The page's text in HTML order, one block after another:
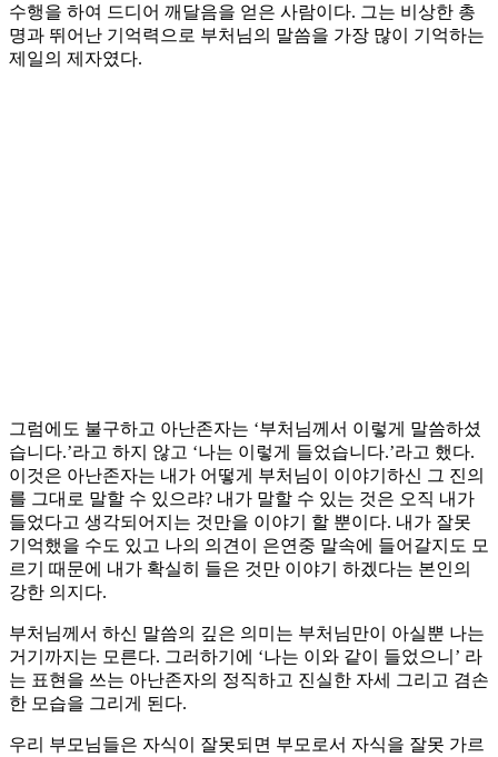
수행을 하여 드디어 깨달음을 얻은 사람이다. 그는 비상한 총
명과 뛰어난 기억력으로 부처님의 말씀을 가장 많이 기억하는
제일의 제자였다.
그럼에도 불구하고 아난존자는 ‘부처님께서 이렇게 말씀하셨
습니다.’라고 하지 않고 ‘나는 이렇게 들었습니다.’라고 했다.
이것은 아난존자는 내가 어떻게 부처님이 이야기하신 그 진의
를 그대로 말할 수 있으랴? 내가 말할 수 있는 것은 오직 내가
들었다고 생각되어지는 것만을 이야기 할 뿐이다. 내가 잘못
기억했을 수도 있고 나의 의견이 은연중 말속에 들어갈지도 모
르기 때문에 내가 확실히 들은 것만 이야기 하겠다는 본인의
강한 의지다.
부처님께서 하신 말씀의 깊은 의미는 부처님만이 아실뿐 나는
거기까지는 모른다. 그러하기에 ‘나는 이와 같이 들었으니’ 라
는 표현을 쓰는 아난존자의 정직하고 진실한 자세 그리고 겸손
한 모습을 그리게 된다.
우리 부모님들은 자식이 잘못되면 부모로서 자식을 잘못 가르